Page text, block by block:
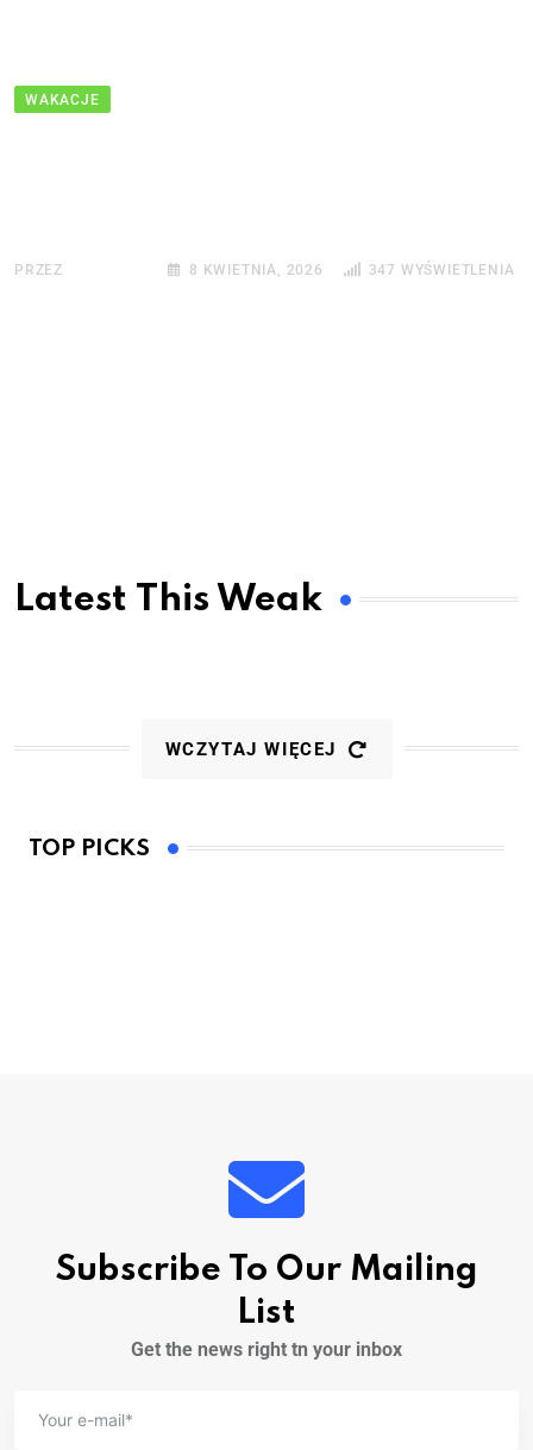
WAKACJE
PRZEZ 8 KWIETNIA, 2026 347 WYŚWIETLENIA
Latest This Weak
WCZYTAJ WIĘCEJ
TOP PICKS
Subscribe To Our Mailing
List
Get the news right tn your inbox